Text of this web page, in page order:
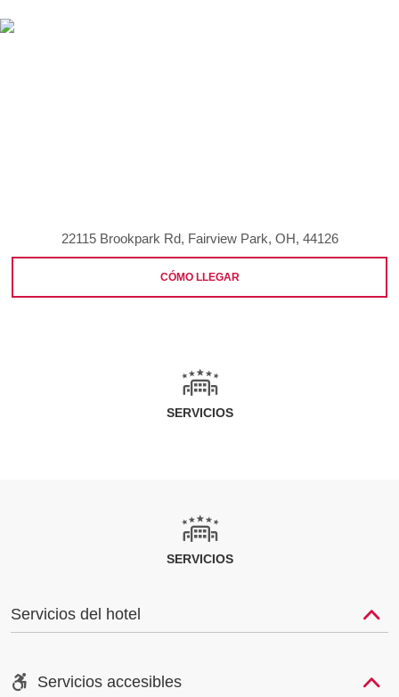
22115 Brookpark Rd, Fairview Park, OH, 44126
CÓMO LLEGAR
SERVICIOS
SERVICIOS
Servicios del hotel
Servicios accesibles